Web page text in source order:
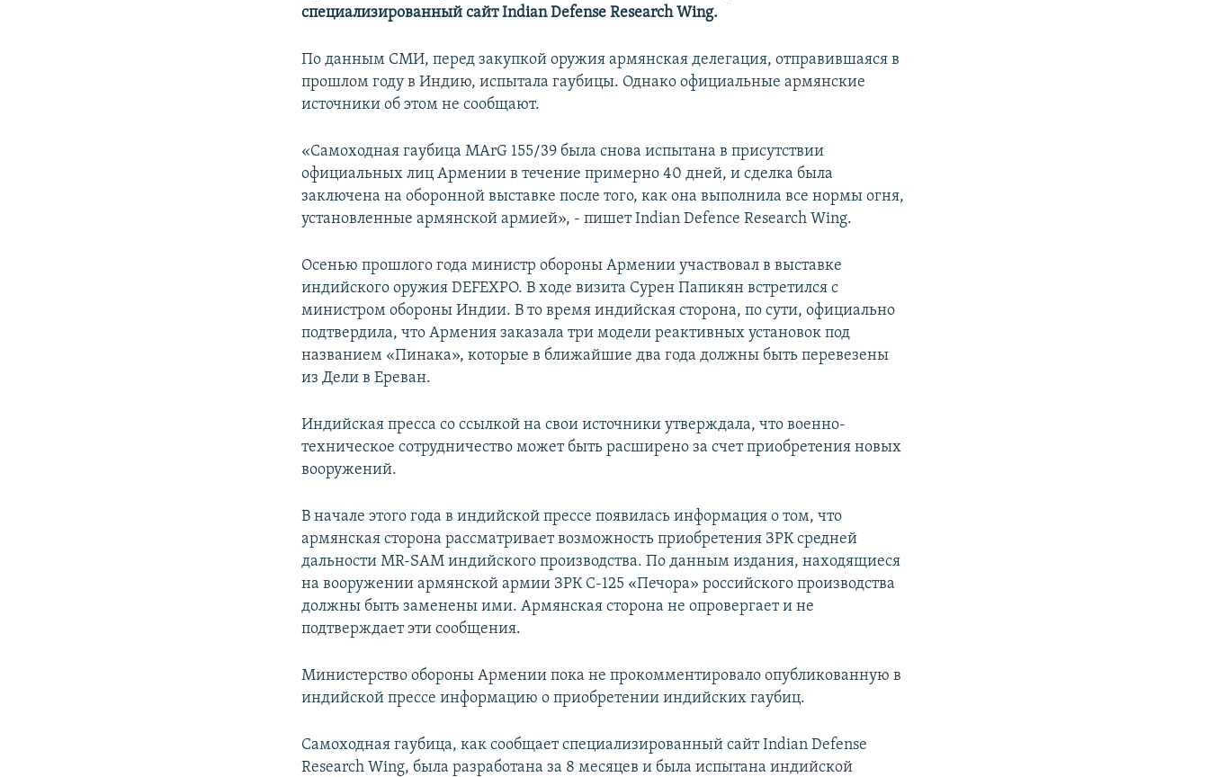
специализированный сайт Indian Defense Research Wing.
По данным СМИ, перед закупкой оружия армянская делегация, отправившаяся в
прошлом году в Индию, испытала гаубицы. Однако официальные армянские
источники об этом не сообщают.
«Самоходная гаубица MArG 155/39 была снова испытана в присутствии
официальных лиц Армении в течение примерно 40 дней, и сделка была
заключена на оборонной выставке после того, как она выполнила все нормы огня,
установленные армянской армией», - пишет Indian Defence Research Wing.
Осенью прошлого года министр обороны Армении участвовал в выставке
индийского оружия DEFEXPO. В ходе визита Сурен Папикян встретился с
министром обороны Индии. В то время индийская сторона, по сути, официально
подтвердила, что Армения заказала три модели реактивных установок под
названием «Пинака», которые в ближайшие два года должны быть перевезены
из Дели в Ереван.
Индийская пресса со ссылкой на свои источники утверждала, что военно-
техническое сотрудничество может быть расширено за счет приобретения новых
вооружений.
В начале этого года в индийской прессе появилась информация о том, что
армянская сторона рассматривает возможность приобретения ЗРК средней
дальности MR-SAM индийского производства. По данным издания, находящиеся
на вооружении армянской армии ЗРК С-125 «Печора» российского производства
должны быть заменены ими. Армянская сторона не опровергает и не
подтверждает эти сообщения.
Министерство обороны Армении пока не прокомментировало опубликованную в
индийской прессе информацию о приобретении индийских гаубиц.
Самоходная гаубица, как сообщает специализированный сайт Indian Defense
Research Wing, была разработана за 8 месяцев и была испытана индийской